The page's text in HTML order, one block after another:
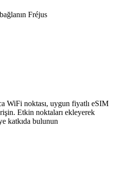
Fréjus
WiFi noktası, uygun fiyatlı eSIM
Etkin noktaları ekleyerek
katkıda bulunun